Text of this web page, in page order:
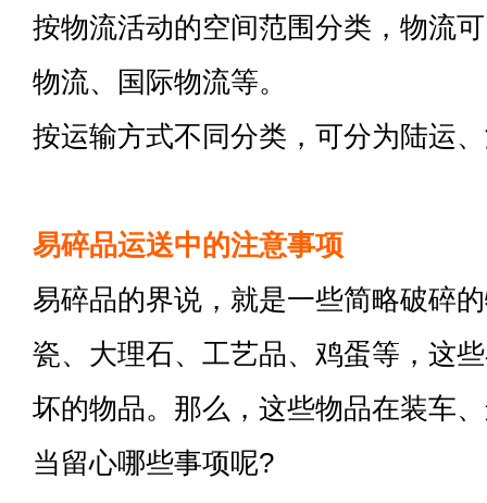
按物流活动的空间范围分类，物流
物流、国际物流等。
按运输方式不同分类，可分为陆运
易碎品运送中的注意事项
易碎品的界说，就是一些简略破碎
瓷、大理石、工艺品、鸡蛋等，这
坏的物品。那么，这些物品在装车
当留心哪些事项呢?